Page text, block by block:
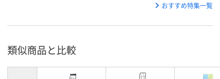
おすすめ特集一覧
類似商品と比較